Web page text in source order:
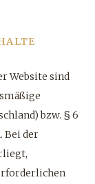
Website sind
bzw. § 6
Bei der